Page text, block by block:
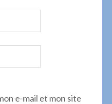
e-mail et mon site